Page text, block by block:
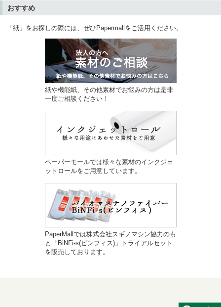
おすすめ
「紙」をお探しの際には、ぜひPapermallをご活用ください。
紙や機能紙、その他素材でお悩みの方は是非
一度ご相談ください！
ペーパーモールでは様々な素材のインクジェ
ットロールをご用意しています。
PaperMallでは株式会社スギノマシン協力のも
と「BiNFi-s(ビンフィス)」トライアルセット
を販売しております。